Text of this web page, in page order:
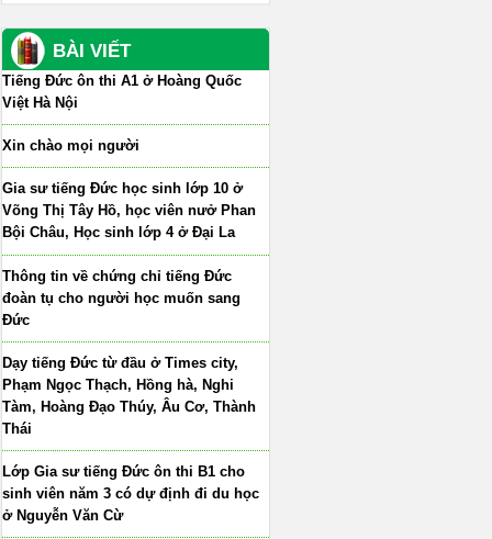
BÀI VIẾT
Tiếng Đức ôn thi A1 ở Hoàng Quốc
Việt Hà Nội
Xin chào mọi người
Gia sư tiếng Đức học sinh lớp 10 ở
Võng Thị Tây Hồ, học viên nưở Phan
Bội Châu, Học sinh lớp 4 ở Đại La
Thông tin về chứng chỉ tiếng Đức
đoàn tụ cho người học muốn sang
Đức
Dạy tiếng Đức từ đầu ở Times city,
Phạm Ngọc Thạch, Hồng hà, Nghi
Tàm, Hoàng Đạo Thúy, Âu Cơ, Thành
Thái
Lớp Gia sư tiếng Đức ôn thi B1 cho
sinh viên năm 3 có dự định đi du học
ở Nguyễn Văn Cừ